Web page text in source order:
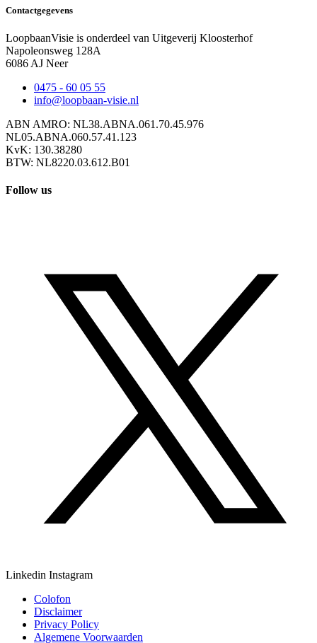
Contactgegevens
LoopbaanVisie is onderdeel van Uitgeverij Kloosterhof
Napoleonsweg 128A
6086 AJ Neer
0475 - 60 05 55
info@loopbaan-visie.nl
ABN AMRO: NL38.ABNA.061.70.45.976
NL05.ABNA.060.57.41.123
KvK: 130.38280
BTW: NL8220.03.612.B01
Follow us
Linkedin Instagram
Colofon
Disclaimer
Privacy Policy
Algemene Voorwaarden